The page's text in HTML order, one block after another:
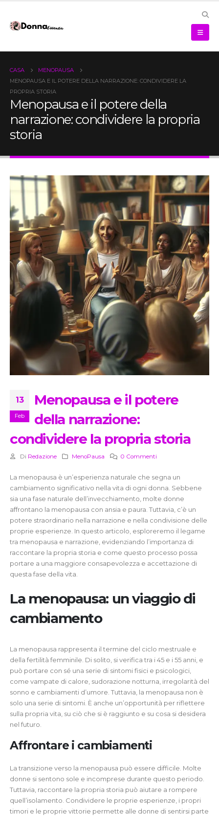
CASA
MENOPAUSA
MENOPAUSA E IL POTERE DELLA NARRAZIONE: CONDIVIDERE LA
PROPRIA STORIA
Menopausa e il potere della
narrazione: condividere la propria
storia
13
Feb
Menopausa e il potere
della narrazione:
condividere la propria storia
Di Redazione MenoPausa 0 Commenti
La menopausa è un’esperienza naturale che segna un
cambiamento significativo nella vita di ogni donna. Sebbene
sia una fase naturale dell’invecchiamento, molte donne
affrontano la menopausa con ansia e paura. Tuttavia, c’è un
potere straordinario nella narrazione e nella condivisione delle
proprie esperienze. In questo articolo, esploreremo il legame
tra menopausa e narrazione, evidenziando l’importanza di
raccontare la propria storia e come questo processo possa
portare a una maggiore consapevolezza e accettazione di
questa fase della vita.
La menopausa: un viaggio di
cambiamento
La menopausa rappresenta il termine del ciclo mestruale e
della fertilità femminile. Di solito, si verifica tra i 45 e i 55 anni, e
può portare con sé una serie di sintomi fisici e psicologici,
come vampate di calore, sudorazione notturna, irregolarità del
sonno e cambiamenti d’umore. Tuttavia, la menopausa non è
solo una serie di sintomi. È anche un’opportunità per riflettere
sulla propria vita, su ciò che si è raggiunto e su cosa si desidera
nel futuro.
Affrontare i cambiamenti
La transizione verso la menopausa può essere difficile. Molte
donne si sentono sole e incomprese durante questo periodo.
Tuttavia, raccontare la propria storia può aiutare a rompere
quell’isolamento. Condividere le proprie esperienze, i propri
timori e le proprie vittorie permette alle donne di sentirsi parte